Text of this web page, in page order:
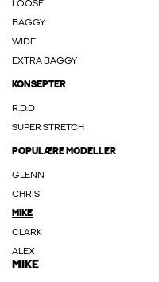
LOOSE
BAGGY
WIDE
EXTRA BAGGY
KONSEPTER
R.D.D
SUPER STRETCH
POPULÆRE MODELLER
GLENN
CHRIS
MIKE
CLARK
ALEX
MIKE